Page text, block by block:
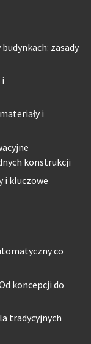
zasady
i
i
konstrukcji
i kluczowe
co
koncepcji do
tradycyjnych